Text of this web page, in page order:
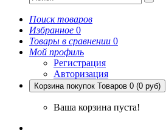
Поиск товаров
Избранное 0
Товары в сравнении 0
Мой профиль
Регистрация
Авторизация
Корзина покупок Товаров 0 (0 руб)
Ваша корзина пуста!